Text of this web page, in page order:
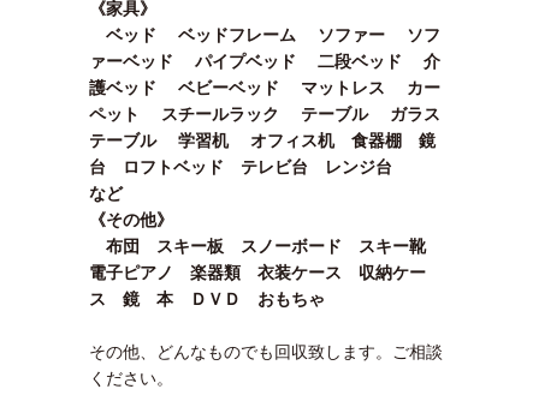
《家具》
ベッド ベッドフレーム ソファー ソフ
ァーベッド パイプベッド 二段ベッド 介
護ベッド ベビーベッド マットレス カー
ペット スチールラック テーブル ガラス
テーブル 学習机 オフィス机 食器棚 鏡
台 ロフトベッド テレビ台 レンジ台
など
《その他》
布団 スキー板 スノーボード スキー靴
電子ピアノ 楽器類 衣装ケース 収納ケー
ス 鏡 本 ＤＶＤ おもちゃ
その他、どんなものでも回収致します。ご相談
ください。